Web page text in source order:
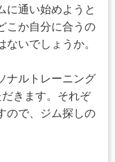
に通い始めようと
こか自分に合うの
いでしょうか。
ナルトレーニング
きます。それぞ
ので、ジム探しの